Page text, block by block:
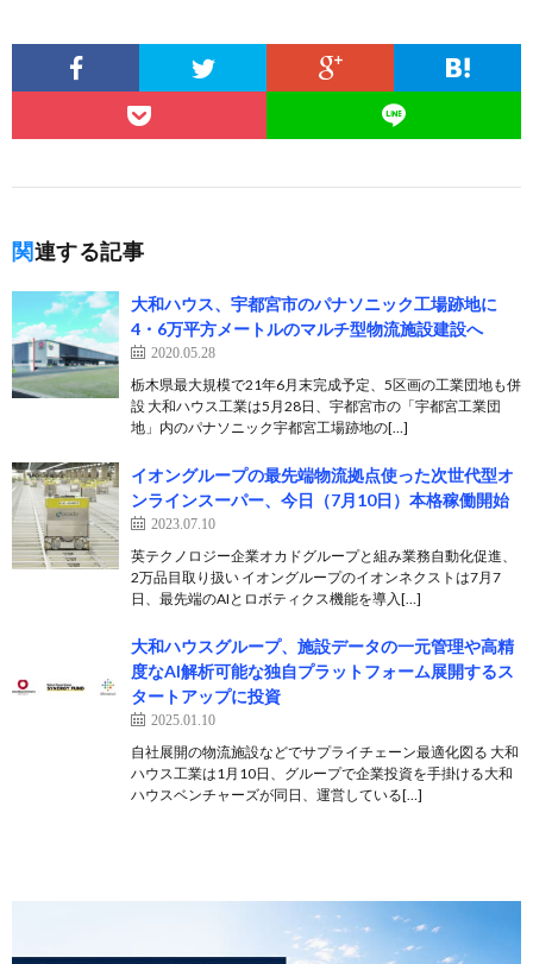
関連する記事
大和ハウス、宇都宮市のパナソニック工場跡地に
4・6万平方メートルのマルチ型物流施設建設へ
2020.05.28
栃木県最大規模で21年6月末完成予定、5区画の工業団地も併
設 大和ハウス工業は5月28日、宇都宮市の「宇都宮工業団
地」内のパナソニック宇都宮工場跡地の[…]
イオングループの最先端物流拠点使った次世代型オ
ンラインスーパー、今日（7月10日）本格稼働開始
2023.07.10
英テクノロジー企業オカドグループと組み業務自動化促進、
2万品目取り扱い イオングループのイオンネクストは7月7
日、最先端のAIとロボティクス機能を導入[…]
大和ハウスグループ、施設データの一元管理や高精
度なAI解析可能な独自プラットフォーム展開するス
タートアップに投資
2025.01.10
自社展開の物流施設などでサプライチェーン最適化図る 大和
ハウス工業は1月10日、グループで企業投資を手掛ける大和
ハウスベンチャーズが同日、運営している[…]